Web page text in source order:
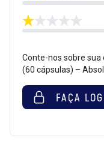
Conte-nos sobre sua
(60 cápsulas) –
FAÇA